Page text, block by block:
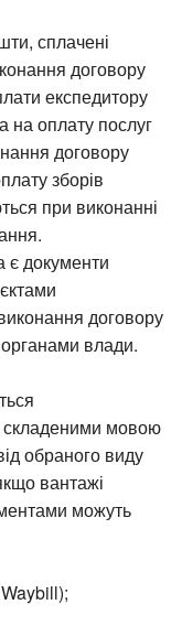
сплачені
договору
експедитору
на оплату послуг
договору
зборів
при виконанні
є документи
договору
влади.
складеними мовою
обраного виду
вантажі
можуть